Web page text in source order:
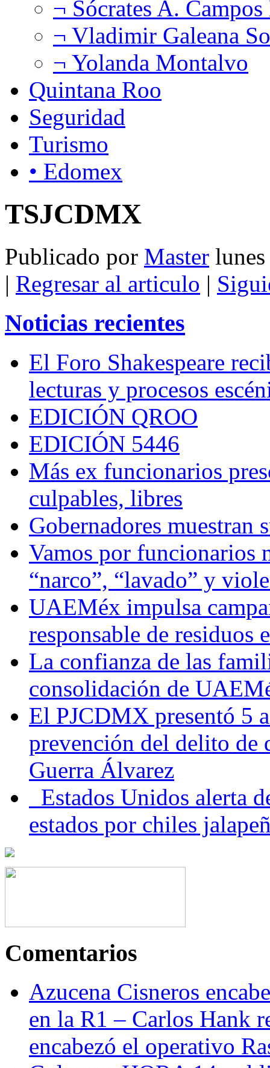
¬ Sócrates A.
¬ Vladimir Galeana
¬ Yolanda Montalvo
Quintana Roo
Seguridad
Turismo
• Edomex
TSJCDMX
Publicado por Master
| Regresar al articulo |
Noticias recientes
El Foro Shakespeare
lecturas y procesos
EDICIÓN QROO
EDICIÓN 5446
Más ex funcionarios
culpables, libres
Gobernadores muestran
Vamos por funcionarios
“narco”, “lavado” y
UAEMéx impulsa
responsable de residuos
La confianza de las
consolidación de
El PJCDMX presentó 5
prevención del delito de
Guerra Álvarez
Estados Unidos alerta
estados por chiles
Comentarios
Azucena Cisneros
en la R1 – Carlos Hank
encabezó el operativo